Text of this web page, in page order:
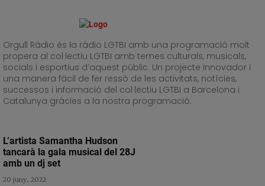
Orgull Ràdio és la ràdio LGTBI amb una programació molt
propera al col·lectiu LGTBI amb temes culturals, musicals,
socials i esportius d’aquest públic. Un projecte innovador i
una manera fàcil de fer ressò de les activitats, notícies,
successos i informació del col·lectiu LGTBI a Barcelona i
Catalunya gràcies a la nostra programació.
L’artista Samantha Hudson
tancarà la gala musical del 28J
amb un dj set
20 juny, 2022